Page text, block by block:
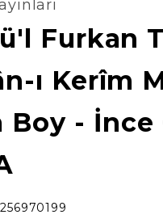
Furkan
ı Kerîm
Boy - İnce